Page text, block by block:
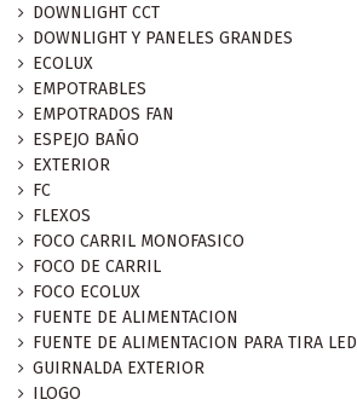
DOWNLIGHT CCT
DOWNLIGHT Y PANELES GRANDES
ECOLUX
EMPOTRABLES
EMPOTRADOS FAN
ESPEJO BAÑO
EXTERIOR
FC
FLEXOS
FOCO CARRIL MONOFASICO
FOCO DE CARRIL
FOCO ECOLUX
FUENTE DE ALIMENTACION
FUENTE DE ALIMENTACION PARA TIRA LED
GUIRNALDA EXTERIOR
ILOGO